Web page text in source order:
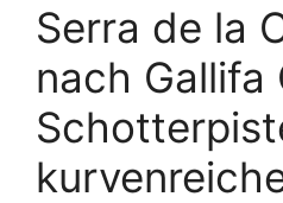
Serra de la
nach Gallifa